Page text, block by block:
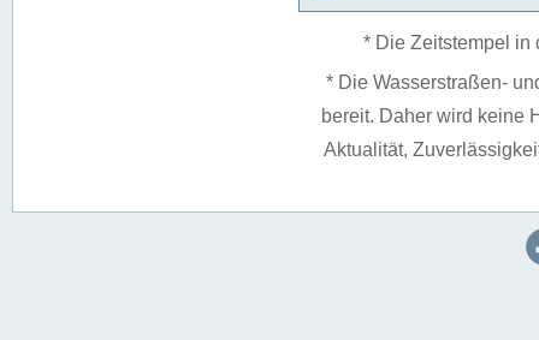
* Die Zeitstempel in
* Die Wasserstraßen-
bereit. Daher wird keine
Aktualität,